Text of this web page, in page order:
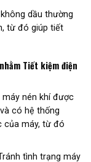
dầu thường
từ đó giúp tiết
Tiết kiệm điện
nén khí được
có hệ thống
của máy, từ đó
tình trạng máy